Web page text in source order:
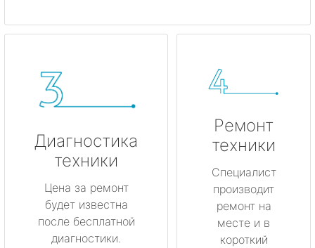
Диагностика
техники
Цена за ремонт
будет известна
после бесплатной
диагностики.
Ремонт
техники
Специалист
производит
ремонт на
месте и в
короткий